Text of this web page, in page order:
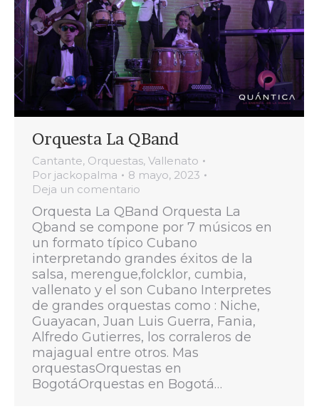
Orquesta La QBand
Cantante, Orquestas, Vallenato
Por jackopalma
8 mayo, 2023
Deja un comentario
Orquesta La QBand Orquesta La
Qband se compone por 7 músicos en
un formato típico Cubano
interpretando grandes éxitos de la
salsa, merengue,folcklor, cumbia,
vallenato y el son Cubano Interpretes
de grandes orquestas como : Niche,
Guayacan, Juan Luis Guerra, Fania,
Alfredo Gutierres, los corraleros de
majagual entre otros. Mas
orquestasOrquestas en
BogotáOrquestas en Bogotá…